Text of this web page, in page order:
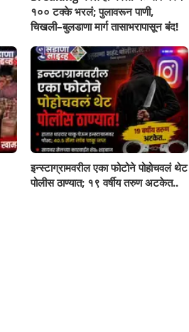
१०० टक्के भरलं; पुलावरून पाणी,
चिखली–बुलडाणा मार्ग तासाभरापासून बंद!
इन्स्टाग्रामवरील एका फोटोने पोहोचवलं थेट
पोलीस ठाण्यात; १९ वर्षीय तरुण अटकेत..